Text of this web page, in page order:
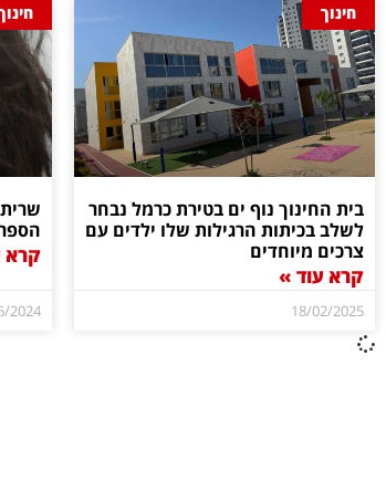
חינוך
בית החינוך נוף ים בטירת כרמל נבחר
לשלב בכיתות הרגילות שלו ילדים עם
צרכים מיוחדים
קרא עוד »
18/02/2025
קרא
2024